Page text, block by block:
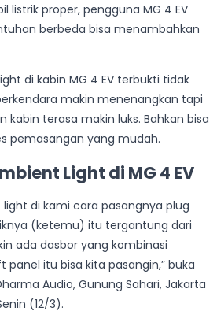
listrik proper, pengguna MG 4 EV
berbeda bisa menambahkan
di kabin MG 4 EV terbukti tidak
makin menenangkan tapi
terasa makin luks. Bahkan bisa
pemasangan yang mudah.
Light di MG 4 EV
di kami cara pasangnya plug
(ketemu) itu tergantung dari
ada dasbor yang kombinasi
itu bisa kita pasangin,” buka
Audio, Gunung Sahari, Jakarta
(12/3).